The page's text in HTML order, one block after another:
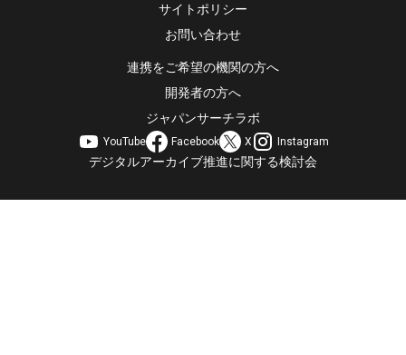
サイトポリシー
お問い合わせ
連携をご希望の機関の方へ
開発者の方へ
ジャパンサーチラボ
YouTube Facebook X Instagram
デジタルアーカイブ推進に関する検討会